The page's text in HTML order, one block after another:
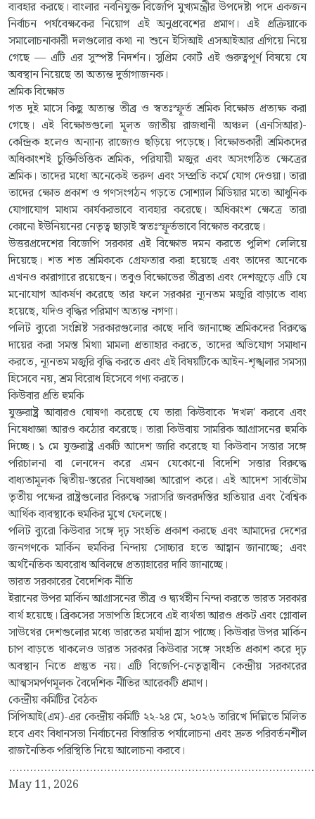
ব্যবহার করছে। বাংলার নবনিযুক্ত বিজেপি মুখ্যমন্ত্রীর উপদেষ্টা পদে একজন
নির্বাচন পর্যবেক্ষকের নিয়োগ এই অনুপ্রবেশের প্রমাণ। এই প্রক্রিয়াকে
সমালোচনাকারী দলগুলোর কথা না শুনে ইসিআই এসআইআর এগিয়ে নিয়ে
গেছে — এটি এর সুস্পষ্ট নিদর্শন। সুপ্রিম কোর্ট এই গুরুত্বপূর্ণ বিষয়ে যে
অবস্থান নিয়েছে তা অত্যন্ত দুর্ভাগ্যজনক।
শ্রমিক বিক্ষোভ
গত দুই মাসে কিছু অত্যন্ত তীব্র ও স্বতঃস্ফূর্ত শ্রমিক বিক্ষোভ প্রত্যক্ষ করা
গেছে। এই বিক্ষোভগুলো মূলত জাতীয় রাজধানী অঞ্চল (এনসিআর)-
কেন্দ্রিক হলেও অন্যান্য রাজ্যেও ছড়িয়ে পড়েছে। বিক্ষোভকারী শ্রমিকদের
অধিকাংশই চুক্তিভিত্তিক শ্রমিক, পরিযায়ী মজুর এবং অসংগঠিত ক্ষেত্রের
শ্রমিক। তাদের মধ্যে অনেকেই তরুণ এবং সম্প্রতি কর্মে যোগ দেওয়া। তারা
তাদের ক্ষোভ প্রকাশ ও গণসংগঠন গড়তে সোশ্যাল মিডিয়ার মতো আধুনিক
যোগাযোগ মাধ্যম কার্যকরভাবে ব্যবহার করেছে। অধিকাংশ ক্ষেত্রে তারা
কোনো ইউনিয়নের নেতৃত্ব ছাড়াই স্বতঃস্ফূর্তভাবে বিক্ষোভ করেছে।
উত্তরপ্রদেশের বিজেপি সরকার এই বিক্ষোভ দমন করতে পুলিশ লেলিয়ে
দিয়েছে। শত শত শ্রমিককে গ্রেফতার করা হয়েছে এবং তাদের অনেকে
এখনও কারাগারে রয়েছেন। তবুও বিক্ষোভের তীব্রতা এবং দেশজুড়ে এটি যে
মনোযোগ আকর্ষণ করেছে তার ফলে সরকার ন্যূনতম মজুরি বাড়াতে বাধ্য
হয়েছে, যদিও বৃদ্ধির পরিমাণ অত্যন্ত নগণ্য।
পলিট ব্যুরো সংশ্লিষ্ট সরকারগুলোর কাছে দাবি জানাচ্ছে শ্রমিকদের বিরুদ্ধে
দায়ের করা সমস্ত মিথ্যা মামলা প্রত্যাহার করতে, তাদের অভিযোগ সমাধান
করতে, ন্যূনতম মজুরি বৃদ্ধি করতে এবং এই বিষয়টিকে আইন-শৃঙ্খলার সমস্যা
হিসেবে নয়, শ্রম বিরোধ হিসেবে গণ্য করতে।
কিউবার প্রতি হুমকি
যুক্তরাষ্ট্র আবারও ঘোষণা করেছে যে তারা কিউবাকে 'দখল' করবে এবং
নিষেধাজ্ঞা আরও কঠোর করেছে। তারা কিউবায় সামরিক আগ্রাসনের হুমকি
দিচ্ছে। ১ মে যুক্তরাষ্ট্র একটি আদেশ জারি করেছে যা কিউবান সত্তার সঙ্গে
পরিচালনা বা লেনদেন করে এমন যেকোনো বিদেশি সত্তার বিরুদ্ধে
বাধ্যতামূলক দ্বিতীয়-স্তরের নিষেধাজ্ঞা আরোপ করে। এই আদেশ সার্বভৌম
তৃতীয় পক্ষের রাষ্ট্রগুলোর বিরুদ্ধে সরাসরি জবরদস্তির হাতিয়ার এবং বৈশ্বিক
আর্থিক ব্যবস্থাকে হুমকির মুখে ফেলেছে।
পলিট ব্যুরো কিউবার সঙ্গে দৃঢ় সংহতি প্রকাশ করছে এবং আমাদের দেশের
জনগণকে মার্কিন হুমকির নিন্দায় সোচ্চার হতে আহ্বান জানাচ্ছে; এবং
অর্থনৈতিক অবরোধ অবিলম্বে প্রত্যাহারের দাবি জানাচ্ছে।
ভারত সরকারের বৈদেশিক নীতি
ইরানের উপর মার্কিন আগ্রাসনের তীব্র ও দ্ব্যর্থহীন নিন্দা করতে ভারত সরকার
ব্যর্থ হয়েছে। ব্রিকসের সভাপতি হিসেবে এই ব্যর্থতা আরও প্রকট এবং গ্লোবাল
সাউথের দেশগুলোর মধ্যে ভারতের মর্যাদা হ্রাস পাচ্ছে। কিউবার উপর মার্কিন
চাপ বাড়তে থাকলেও ভারত সরকার কিউবার সঙ্গে সংহতি প্রকাশ করে দৃঢ়
অবস্থান নিতে প্রস্তুত নয়। এটি বিজেপি-নেতৃত্বাধীন কেন্দ্রীয় সরকারের
আত্মসমর্পণমূলক বৈদেশিক নীতির আরেকটি প্রমাণ।
কেন্দ্রীয় কমিটির বৈঠক
সিপিআই(এম)-এর কেন্দ্রীয় কমিটি ২২-২৪ মে, ২০২৬ তারিখে দিল্লিতে মিলিত
হবে এবং বিধানসভা নির্বাচনের বিস্তারিত পর্যালোচনা এবং দ্রুত পরিবর্তনশীল
রাজনৈতিক পরিস্থিতি নিয়ে আলোচনা করবে।
May 11, 2026